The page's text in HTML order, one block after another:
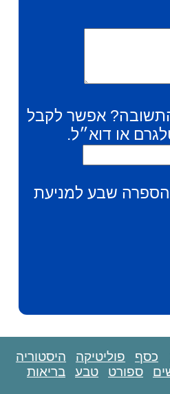
אפשר לקבל
או דוא״ל.
הספרה שבע למניעת
כסף פוליטיקה
היסטוריה
ספורט טבע בריאות